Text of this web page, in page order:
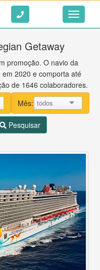
Ir ao conteúdo
Toggle
Getaway
promoção. O navio da
2020 e comporta até
de 1646 colaboradores.
Mês:
Pesquisar